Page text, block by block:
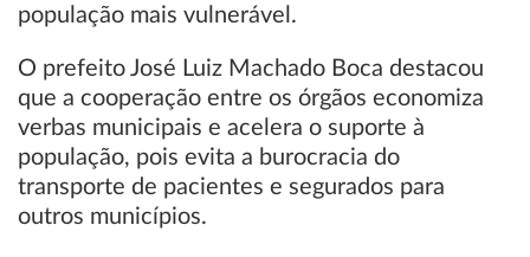
população mais vulnerável.
O prefeito José Luiz Machado Boca destacou
que a cooperação entre os órgãos economiza
verbas municipais e acelera o suporte à
população, pois evita a burocracia do
transporte de pacientes e segurados para
outros municípios.